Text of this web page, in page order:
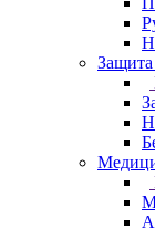
Защита